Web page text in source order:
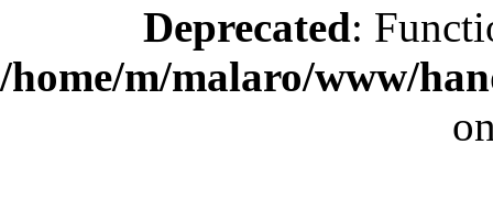
Deprecated:
/home/m/malaro/www/